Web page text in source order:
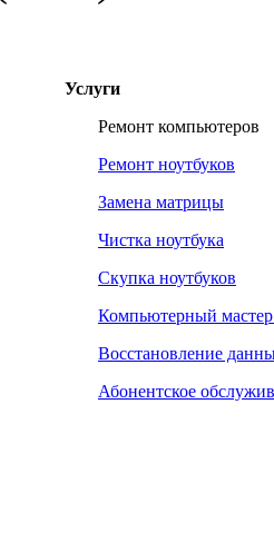
Услуги
Ремонт компьютеров
Ремонт ноутбуков
Замена матрицы
Чистка ноутбука
Скупка ноутбуков
Компьютерный
Восстановление
Абонентское